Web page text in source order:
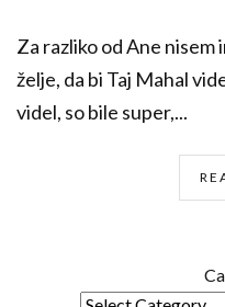
Za razliko od Ane nisem
želje, da bi Taj Mahal
videl, so bile super,...